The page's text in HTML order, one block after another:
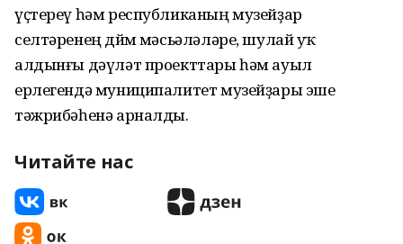
үҫтереү һәм республиканың музейҙар
селтәренең дөйөм мәсьәләләре, шулай уҡ
алдынғы дәүләт проекттары һәм ауыл
ерлегендә муниципалитет музейҙары эше
тәжрибәһенә арналды.
Читайте нас